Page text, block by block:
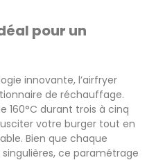
pour un
innovante, l’airfryer
de réchauffage.
durant trois à cinq
votre burger tout en
Bien que chaque
ce paramétrage